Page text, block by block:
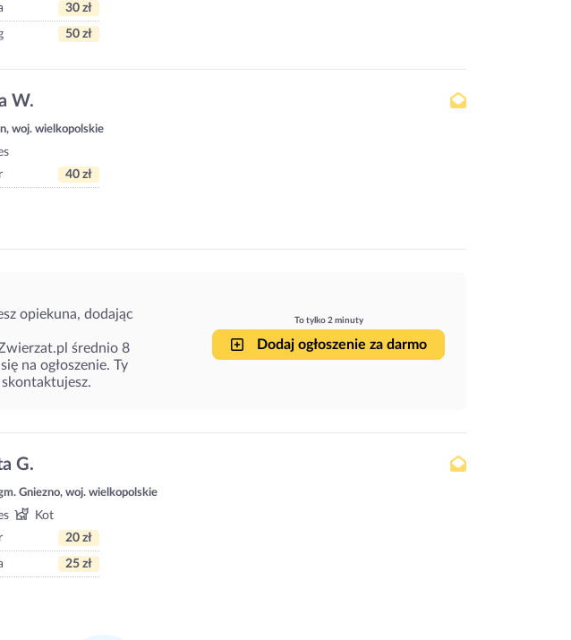
30 zł
50 zł
W.
woj. wielkopolskie
40 zł
opiekuna, dodając
średnio 8
na ogłoszenie. Ty
To tylko 2 minuty
Dodaj ogłoszenie za darmo
G.
Gniezno, woj. wielkopolskie
Kot
20 zł
25 zł